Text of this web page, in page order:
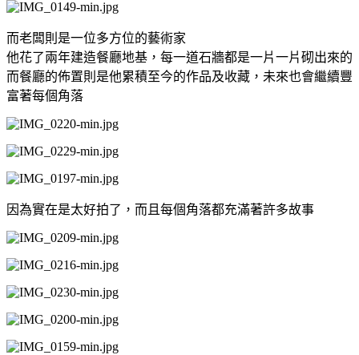
而老闆則是一位多方位的藝術家
他花了兩年建造餐廳地基，每一道石牆都是一片一片砌出來的
而餐廳的佈置則是他累積至今的作品及收藏，未來也會繼續豐
富著每個角落
因為實在是太好拍了，而且每個角落都充滿著許多故事